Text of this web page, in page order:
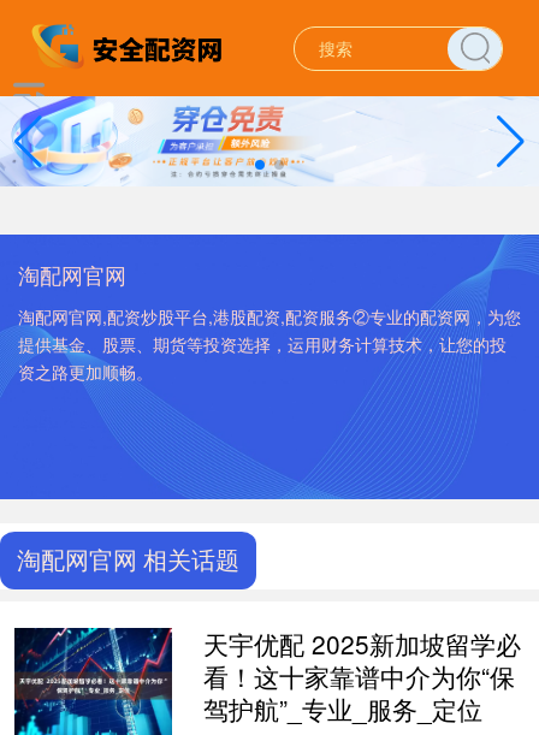
淘配网官网
淘配网官网,配资炒股平台,港股配资,配资服务②专业的配资网，为您
提供基金、股票、期货等投资选择，运用财务计算技术，让您的投
资之路更加顺畅。
淘配网官网 相关话题
天宇优配 2025新加坡留学必
看！这十家靠谱中介为你“保
驾护航”_专业_服务_定位